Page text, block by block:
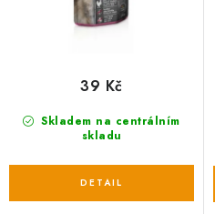
Skladem na centrálním
skladu
39 Kč